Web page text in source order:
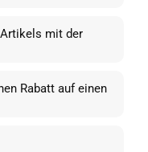
mit der
Rabatt auf einen